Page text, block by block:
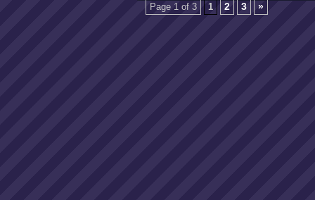
Page 1 of 3 1 2 3 »